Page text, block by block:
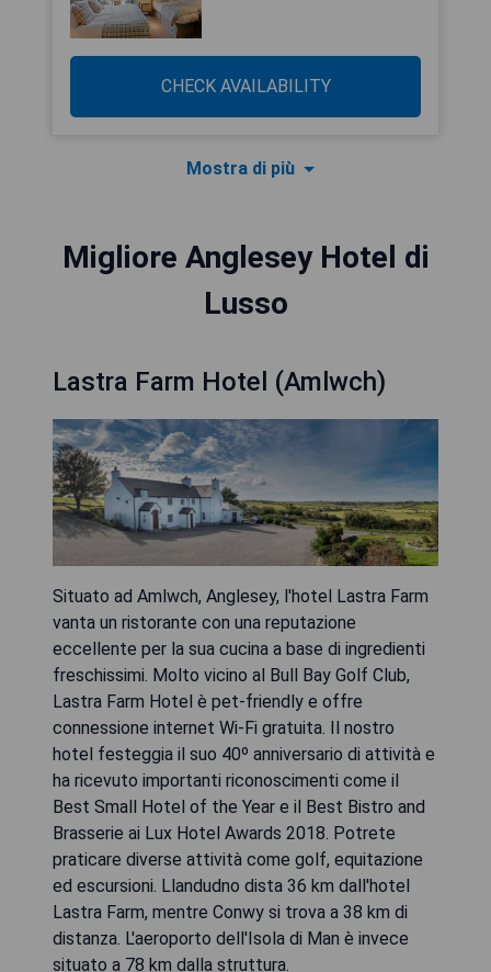
CHECK AVAILABILITY
Mostra di più
Migliore Anglesey Hotel di
Lusso
Lastra Farm Hotel (Amlwch)
Situato ad Amlwch, Anglesey, l'hotel Lastra Farm
vanta un ristorante con una reputazione
eccellente per la sua cucina a base di ingredienti
freschissimi. Molto vicino al Bull Bay Golf Club,
Lastra Farm Hotel è pet-friendly e offre
connessione internet Wi-Fi gratuita. Il nostro
hotel festeggia il suo 40º anniversario di attività e
ha ricevuto importanti riconoscimenti come il
Best Small Hotel of the Year e il Best Bistro and
Brasserie ai Lux Hotel Awards 2018. Potrete
praticare diverse attività come golf, equitazione
ed escursioni. Llandudno dista 36 km dall'hotel
Lastra Farm, mentre Conwy si trova a 38 km di
distanza. L'aeroporto dell'Isola di Man è invece
situato a 78 km dalla struttura.